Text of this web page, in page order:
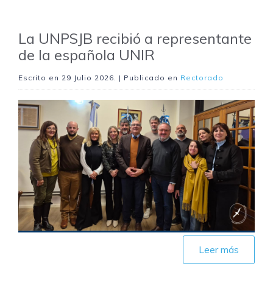
La UNPSJB recibió a representante
de la española UNIR
Escrito en 29 Julio 2026 . | Publicado en Rectorado
Leer más